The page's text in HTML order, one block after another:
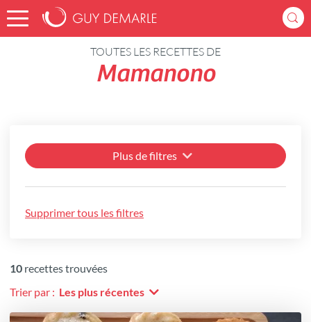
Accueil Recettes
TOUTES LES RECETTES DE
Mamanono
Plus de filtres
Supprimer tous les filtres
10 recettes trouvées
Trier par : Les plus récentes